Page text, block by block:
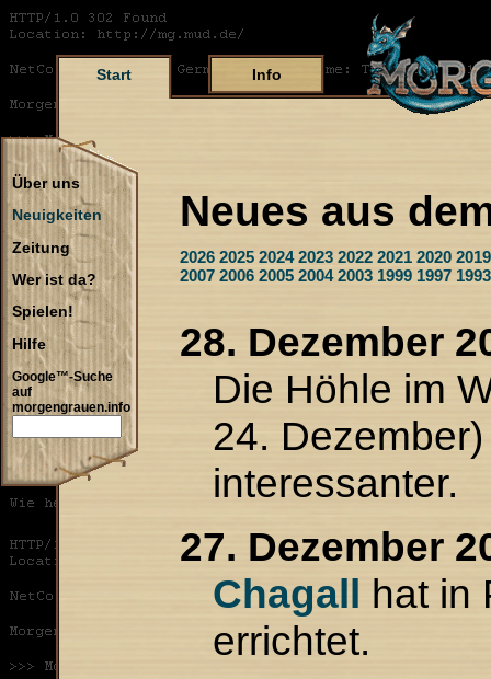
Start Info
Über uns
Neuigkeiten
Zeitung
Wer ist da?
Spielen!
Hilfe
Google™-Suche
auf
morgengrauen.info
Neues aus
2026 2025 2024 2023 2022 2021 2020 2019
2007 2006 2005 2004 2003 1999 1997 1993
28. Dezember
Die Höhle im
24.
interessanter.
27. Dezember
Chagall hat in
errichtet.